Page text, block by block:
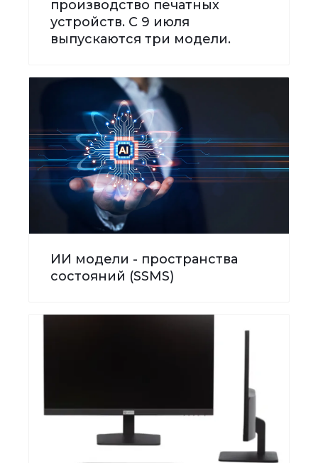
производство печатных
устройств. С 9 июля
выпускаются три модели.
ИИ модели - пространства
состояний (SSMS)